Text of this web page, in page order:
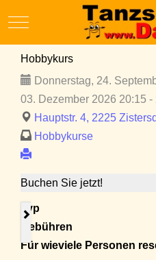
Mobile Menu Toggle
Hobbykurs
Donnerstag, 24.
03. Dezember 2026 20:15 -
Hauptstr. 4, 2225
Hobbykurse
Buchen Sie jetzt!
Typ
Gebühren
Für wieviele Personen